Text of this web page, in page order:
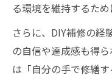
る環境を維持するた
さらに、DIY補修の経
の自信や達成感も得
は「自分の手で修繕